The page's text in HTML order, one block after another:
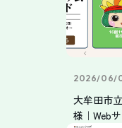
2026/06/
大牟田市
様｜Web